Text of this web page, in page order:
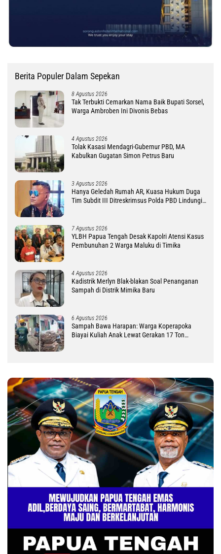
Berita Populer Dalam Sepekan
8 Agustus 2026
Tak Terbukti Cemarkan Nama Baik Bupati Sorsel,
Warga Ambroben Ini Divonis Bebas
4 Agustus 2026
Tolak Kasasi Mendagri-Gubernur PBD, MA
Kabulkan Gugatan Simon Petrus Baru
3 Agustus 2026
Hanya Geledah Rumah AR, Kuasa Hukum Duga
Tim Subdit III Ditreskrimsus Polda PBD Lindungi
7 Agustus 2026
YLBH Papua Tengah Desak Kapolri Atensi Kasus
Pembunuhan 2 Warga Maluku di Timika
4 Agustus 2026
Kadistrik Merlyn Blak-blakan Soal Penanganan
Sampah di Distrik Mimika Baru
6 Agustus 2026
Sampah Bawa Harapan: Warga Koperapoka
Biayai Kuliah Anak Lewat Gerakan 17 Ton